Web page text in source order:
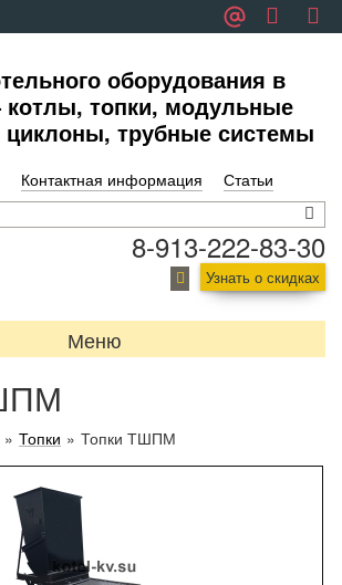
оборудования в
топки, модульные
циклоны, трубные системы
Контактная информация Статьи
8-913-222-83-30
Узнать о скидках
Меню
» Топки » Топки ТШПМ